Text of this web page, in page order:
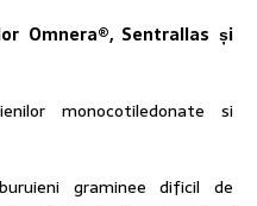
Omnera®, Sentrallas și
monocotiledonate si
graminee dificil de